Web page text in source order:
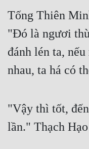
Tống Thiên
"Đó là ngươi
đánh lén ta,
nhau, ta há có
"Vậy thì tốt,
lần." Thạch